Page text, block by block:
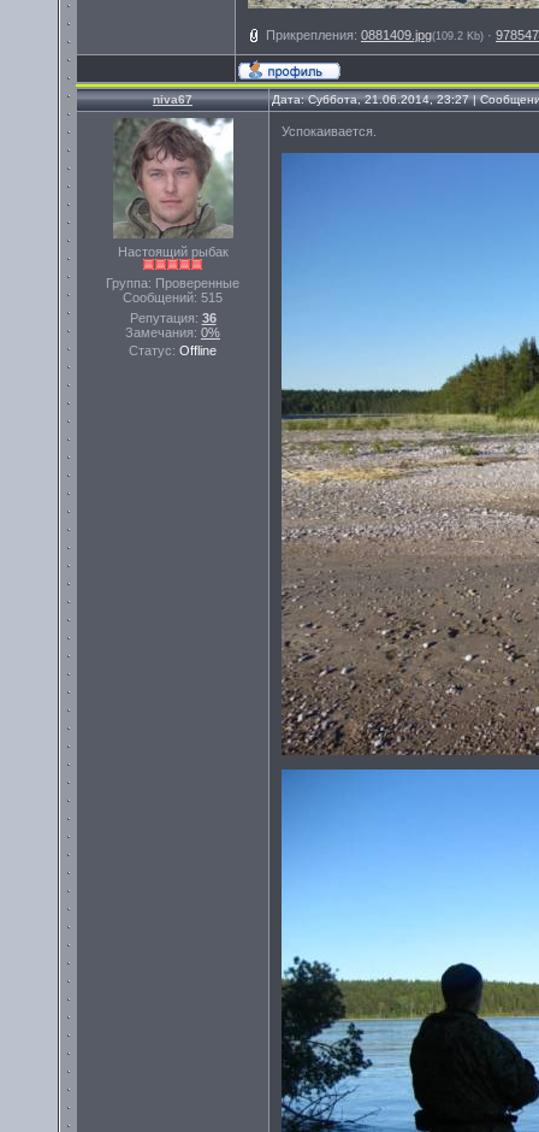
Прикрепления: 0881409.jpg(109.2 Kb) ·
niva67 Дата: Суббота, 21.06.2014, 23:27 |
Настоящий рыбак
Группа: Проверенные
Сообщений: 515
Репутация: 36
Замечания: 0%
Статус: Offline
Успокаивается.